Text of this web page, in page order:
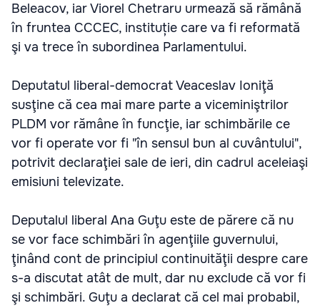
Beleacov, iar Viorel Chetraru urmează să rămână
în fruntea CCCEC, instituție care va fi reformată
şi va trece în subordinea Parlamentului.
Deputatul liberal-democrat Veaceslav Ioniţă
susţine că cea mai mare parte a viceminiştrilor
PLDM vor rămâne în funcţie, iar schimbările ce
vor fi operate vor fi "în sensul bun al cuvântului",
potrivit declaraţiei sale de ieri, din cadrul aceleiaşi
emisiuni televizate.
Deputalul liberal Ana Guţu este de părere că nu
se vor face schimbări în agenţiile guvernului,
ţinând cont de principiul continuităţii despre care
s-a discutat atât de mult, dar nu exclude că vor fi
şi schimbări. Guţu a declarat că cel mai probabil,